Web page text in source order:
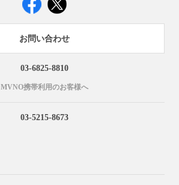
お問い合わせ
03-6825-8810
MVNO携帯利用のお客様へ
03-5215-8673